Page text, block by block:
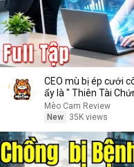
CEO mù bị ép cưới
ấy là " Thiên Tài
Mèo Cam Review
New
35K views